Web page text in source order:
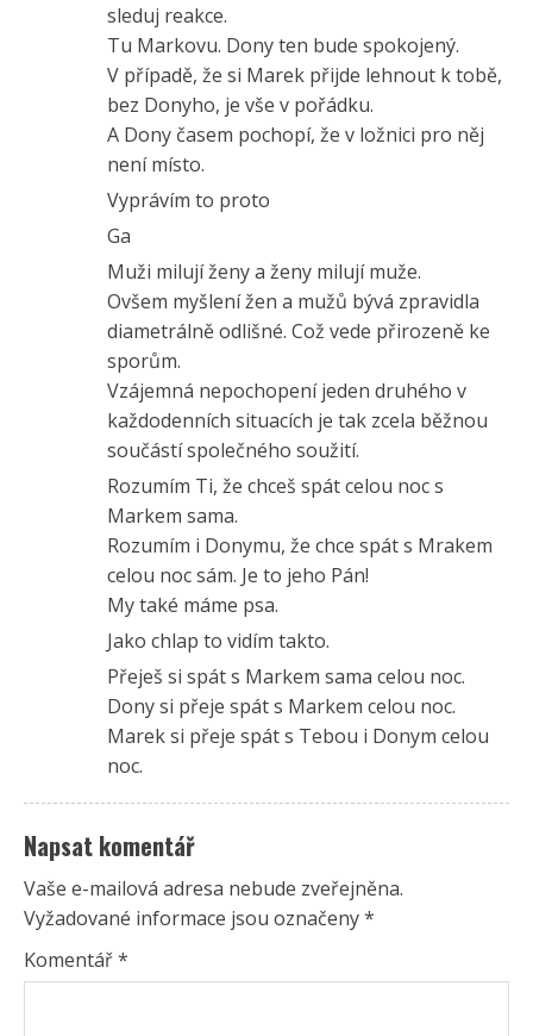
sleduj reakce.
Tu Markovu. Dony ten bude spokojený.
V případě, že si Marek přijde lehnout k tobě,
bez Donyho, je vše v pořádku.
A Dony časem pochopí, že v ložnici pro něj
není místo.
Vyprávím to proto
Ga
Muži milují ženy a ženy milují muže.
Ovšem myšlení žen a mužů bývá zpravidla
diametrálně odlišné. Což vede přirozeně ke
sporům.
Vzájemná nepochopení jeden druhého v
každodenních situacích je tak zcela běžnou
součástí společného soužití.
Rozumím Ti, že chceš spát celou noc s
Markem sama.
Rozumím i Donymu, že chce spát s Mrakem
celou noc sám. Je to jeho Pán!
My také máme psa.
Jako chlap to vidím takto.
Přeješ si spát s Markem sama celou noc.
Dony si přeje spát s Markem celou noc.
Marek si přeje spát s Tebou i Donym celou
noc.
Napsat komentář
Vaše e-mailová adresa nebude zveřejněna.
Vyžadované informace jsou označeny*
Komentář*